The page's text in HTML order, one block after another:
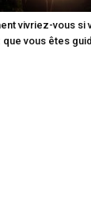
vivriez-vous si
que vous êtes